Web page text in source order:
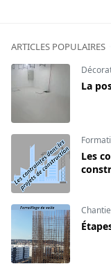
ARTICLES POPULAIRES
La
Les